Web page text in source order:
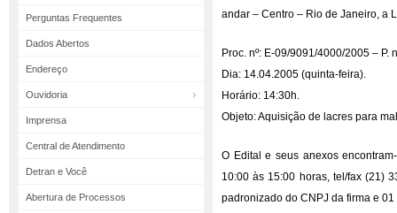
Perguntas Frequentes
Dados Abertos
Endereço
Ouvidoria
Imprensa
Central de Atendimento
Detran e Você
Abertura de Processos
andar – Centro – Rio de Janeiro, a
Proc. nº: E-09/9091/4000/2005 – P.
Dia: 14.04.2005 (quinta-feira).
Horário: 14:30h.
Objeto: Aquisição de lacres para
O Edital e seus anexos
10:00 às 15:00 horas, tel/fax (21)
padronizado do CNPJ da firma e